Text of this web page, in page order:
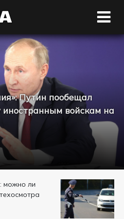
Путин пообещал
иностранным войскам на
можно ли